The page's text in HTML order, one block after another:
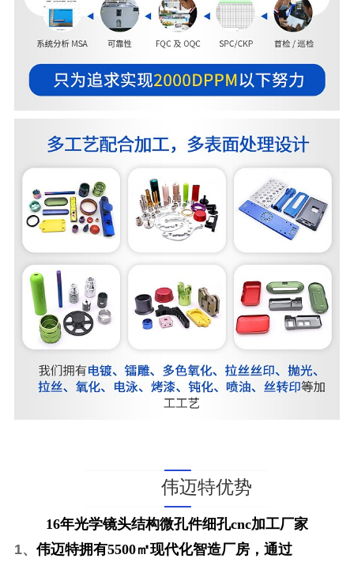
伟迈特优势
16年光学镜头结构微孔件细孔cnc加工厂家
1、 伟迈特拥有5500㎡现代化智造厂房，通过